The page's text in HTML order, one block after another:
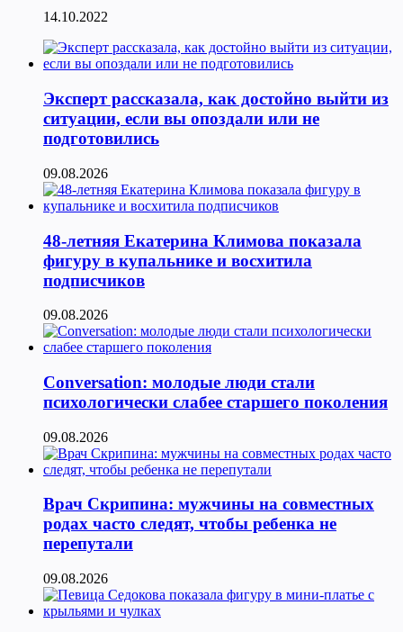
14.10.2022
Эксперт рассказала, как достойно выйти из
ситуации, если вы опоздали или не
подготовились
09.08.2026
48-летняя Екатерина Климова показала
фигуру в купальнике и восхитила
подписчиков
09.08.2026
Conversation: молодые люди стали
психологически слабее старшего поколения
09.08.2026
Врач Скрипина: мужчины на совместных
родах часто следят, чтобы ребенка не
перепутали
09.08.2026